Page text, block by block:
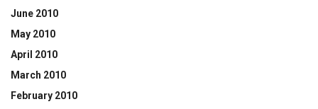
June 2010
May 2010
April 2010
March 2010
February 2010